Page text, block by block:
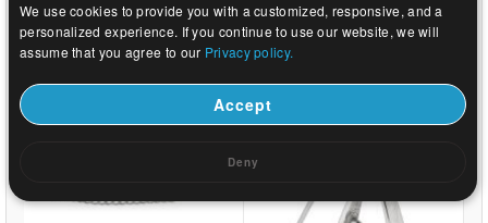
US$ 0.14 US$ 2.06
We use cookies to provide you with a customized, responsive, and a
personalized experience. If you continue to use our website, we will
assume that you agree to our Privacy policy.
Accept
Deny